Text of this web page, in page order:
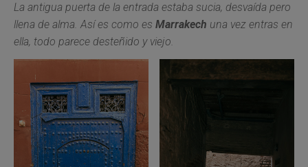
La antigua puerta de la entrada estaba sucia, desvaída pero
llena de alma. Así es como es Marrakech una vez entras en
ella, todo parece desteñido y viejo.